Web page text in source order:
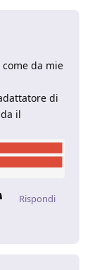
da mie
di
il
Rispondi